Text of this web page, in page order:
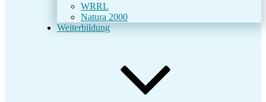
WRRL
Natura 2000
Weiterbildung